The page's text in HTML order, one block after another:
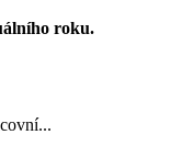
roku.